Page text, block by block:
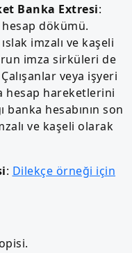
Banka Extresi:
dökümü.
imzalı ve kaşeli
imza sirküleri de
veya işyeri
hesap hareketlerini
banka hesabının son
ve kaşeli olarak
: Dilekçe örneği için